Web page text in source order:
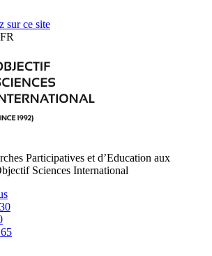
sur ce site
Participatives et d’Education aux
Sciences International